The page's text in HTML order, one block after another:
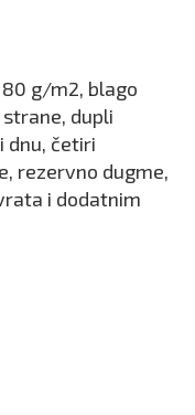
g/m2, blago
dupli
dnu, četiri
rezervno dugme,
i dodatnim